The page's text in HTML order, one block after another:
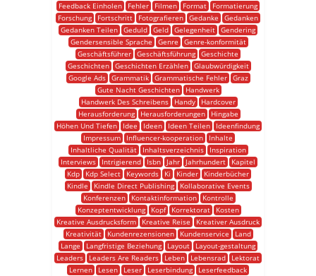
Feedback Einholen
Fehler Filmen Format
Formatierung
Forschung
Fortschritt Fotografieren Gedanke
Gedanken
Gedanken Teilen Geduld Geld Gelegenheit Gendering
Gendersensible Sprache
Genre
Genre-konformität
Geschäftsführer Geschäftsführung Geschichte
Geschichten
Geschichten Erzählen
Glaubwürdigkeit
Google Ads
Grammatik Grammatische Fehler
Graz
Gute Nacht Geschichten
Handwerk
Handwerk Des Schreibens
Handy
Hardcover
Herausforderung
Herausforderungen
Hingabe
Höhen Und Tiefen
Idee Ideen Ideen Teilen
Ideenfindung
Impressum
Influencer-kooperation
Inhalte
Inhaltliche Qualität
Inhaltsverzeichnis
Inspiration
Interviews
Intrigierend Isbn Jahr Jahrhundert
Kapitel
Kdp
Kdp Select Keywords Ki Kinder
Kinderbücher
Kindle
Kindle Direct Publishing
Kollaborative Events
Konferenzen
Kontaktinformation
Kontrolle
Konzeptentwicklung
Kopf Korrektorat
Kosten
Kreative Ausdrucksform
Kreative Reise
Kreativer Ausdruck
Kreativität
Kundenrezensionen Kundenservice
Land
Lange
Langfristige Beziehung Layout
Layout-gestaltung
Leaders
Leaders Are Readers Leben Lebensrad
Lektorat
Lernen
Lesen Leser Leserbindung
Leserfeedback